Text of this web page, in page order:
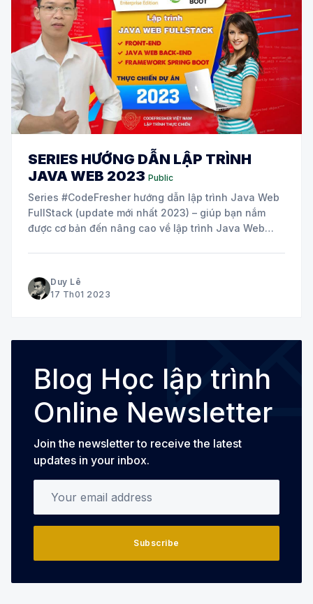
SERIES HƯỚNG DẪN LẬP TRÌNH
JAVA WEB 2023 Public
Series #CodeFresher hướng dẫn lập trình Java Web
FullStack (update mới nhất 2023) – giúp bạn nắm
được cơ bản đến nâng cao về lập trình Java Web
Duy Lê
17 Th01 2023
Blog Học lập trình
Online Newsletter
Join the newsletter to receive the latest
updates in your inbox.
Subscribe